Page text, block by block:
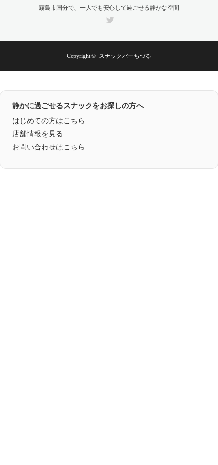
霧島市国分で、一人でも安心して過ごせる静かな空間
Copyright © スナックバーちづる
静かに過ごせるスナックをお探しの方へ
はじめての方はこちら
店舗情報を見る
お問い合わせはこちら